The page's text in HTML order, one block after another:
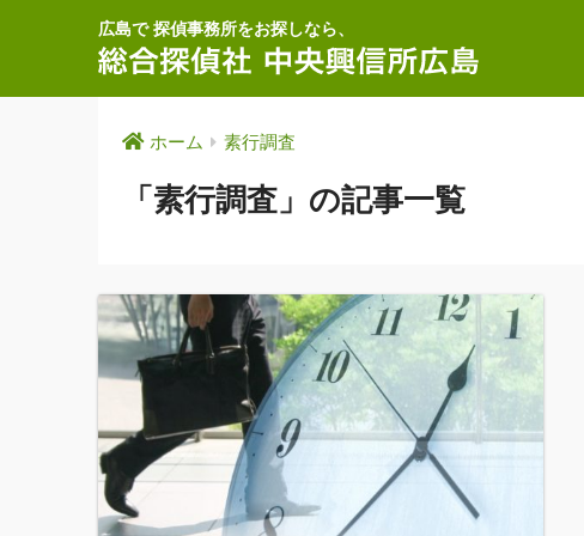
広島で 探偵事務所をお探しなら、
ホーム 素行調査
「素行調査」の記事一覧